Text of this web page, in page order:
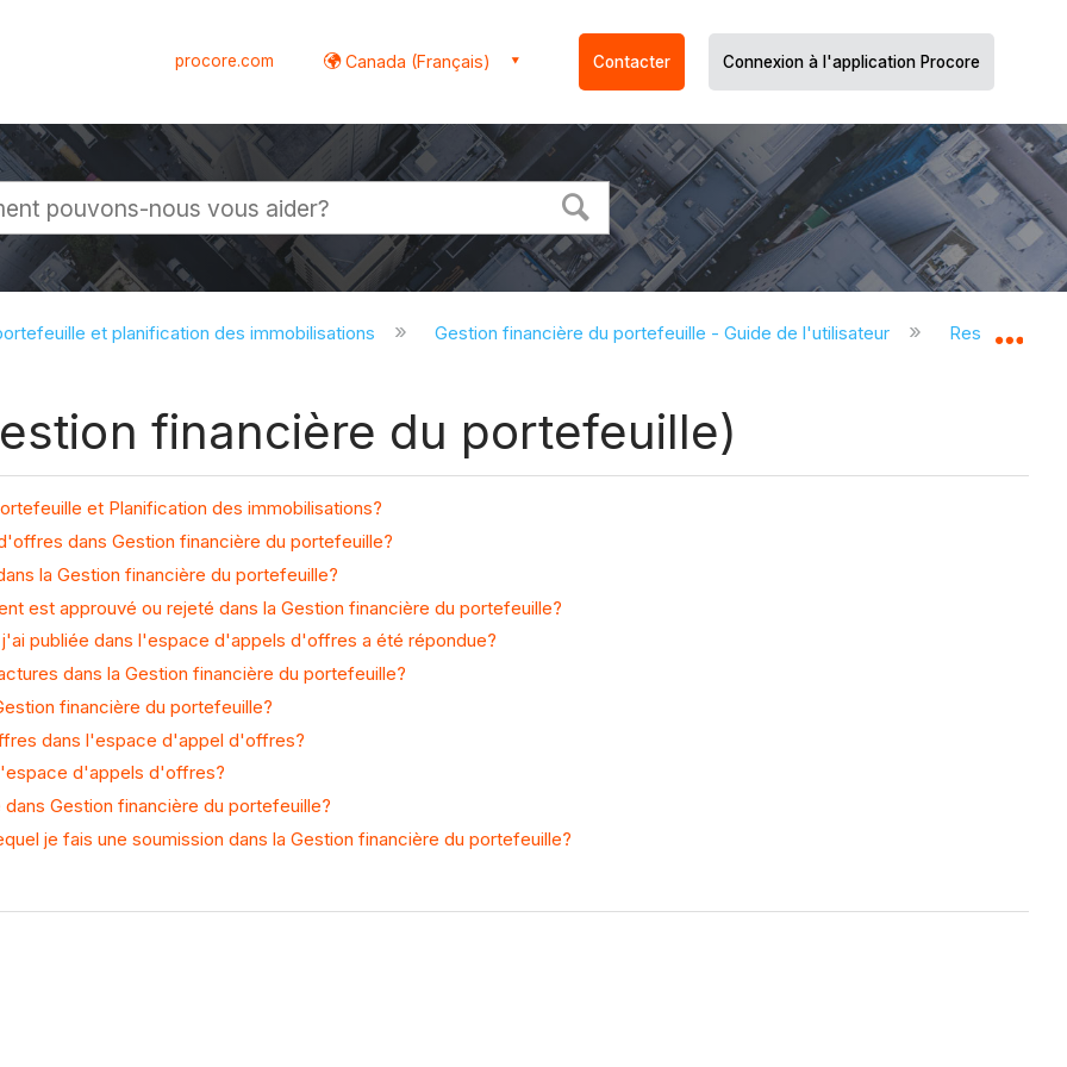
procore.com Canada (Français) Contacter Connexion à l'application Procore
et planification des immobilisations Gestion financière du portefeuille - Guide de l'utilisateur Ressources
financière du portefeuille)
et Planification des immobilisations?
dans Gestion financière du portefeuille?
la Gestion financière du portefeuille?
est approuvé ou rejeté dans la Gestion financière du portefeuille?
publiée dans l'espace d'appels d'offres a été répondue?
dans la Gestion financière du portefeuille?
financière du portefeuille?
dans l'espace d'appel d'offres?
d'appels d'offres?
Gestion financière du portefeuille?
je fais une soumission dans la Gestion financière du portefeuille?